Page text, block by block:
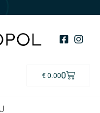
€0.000